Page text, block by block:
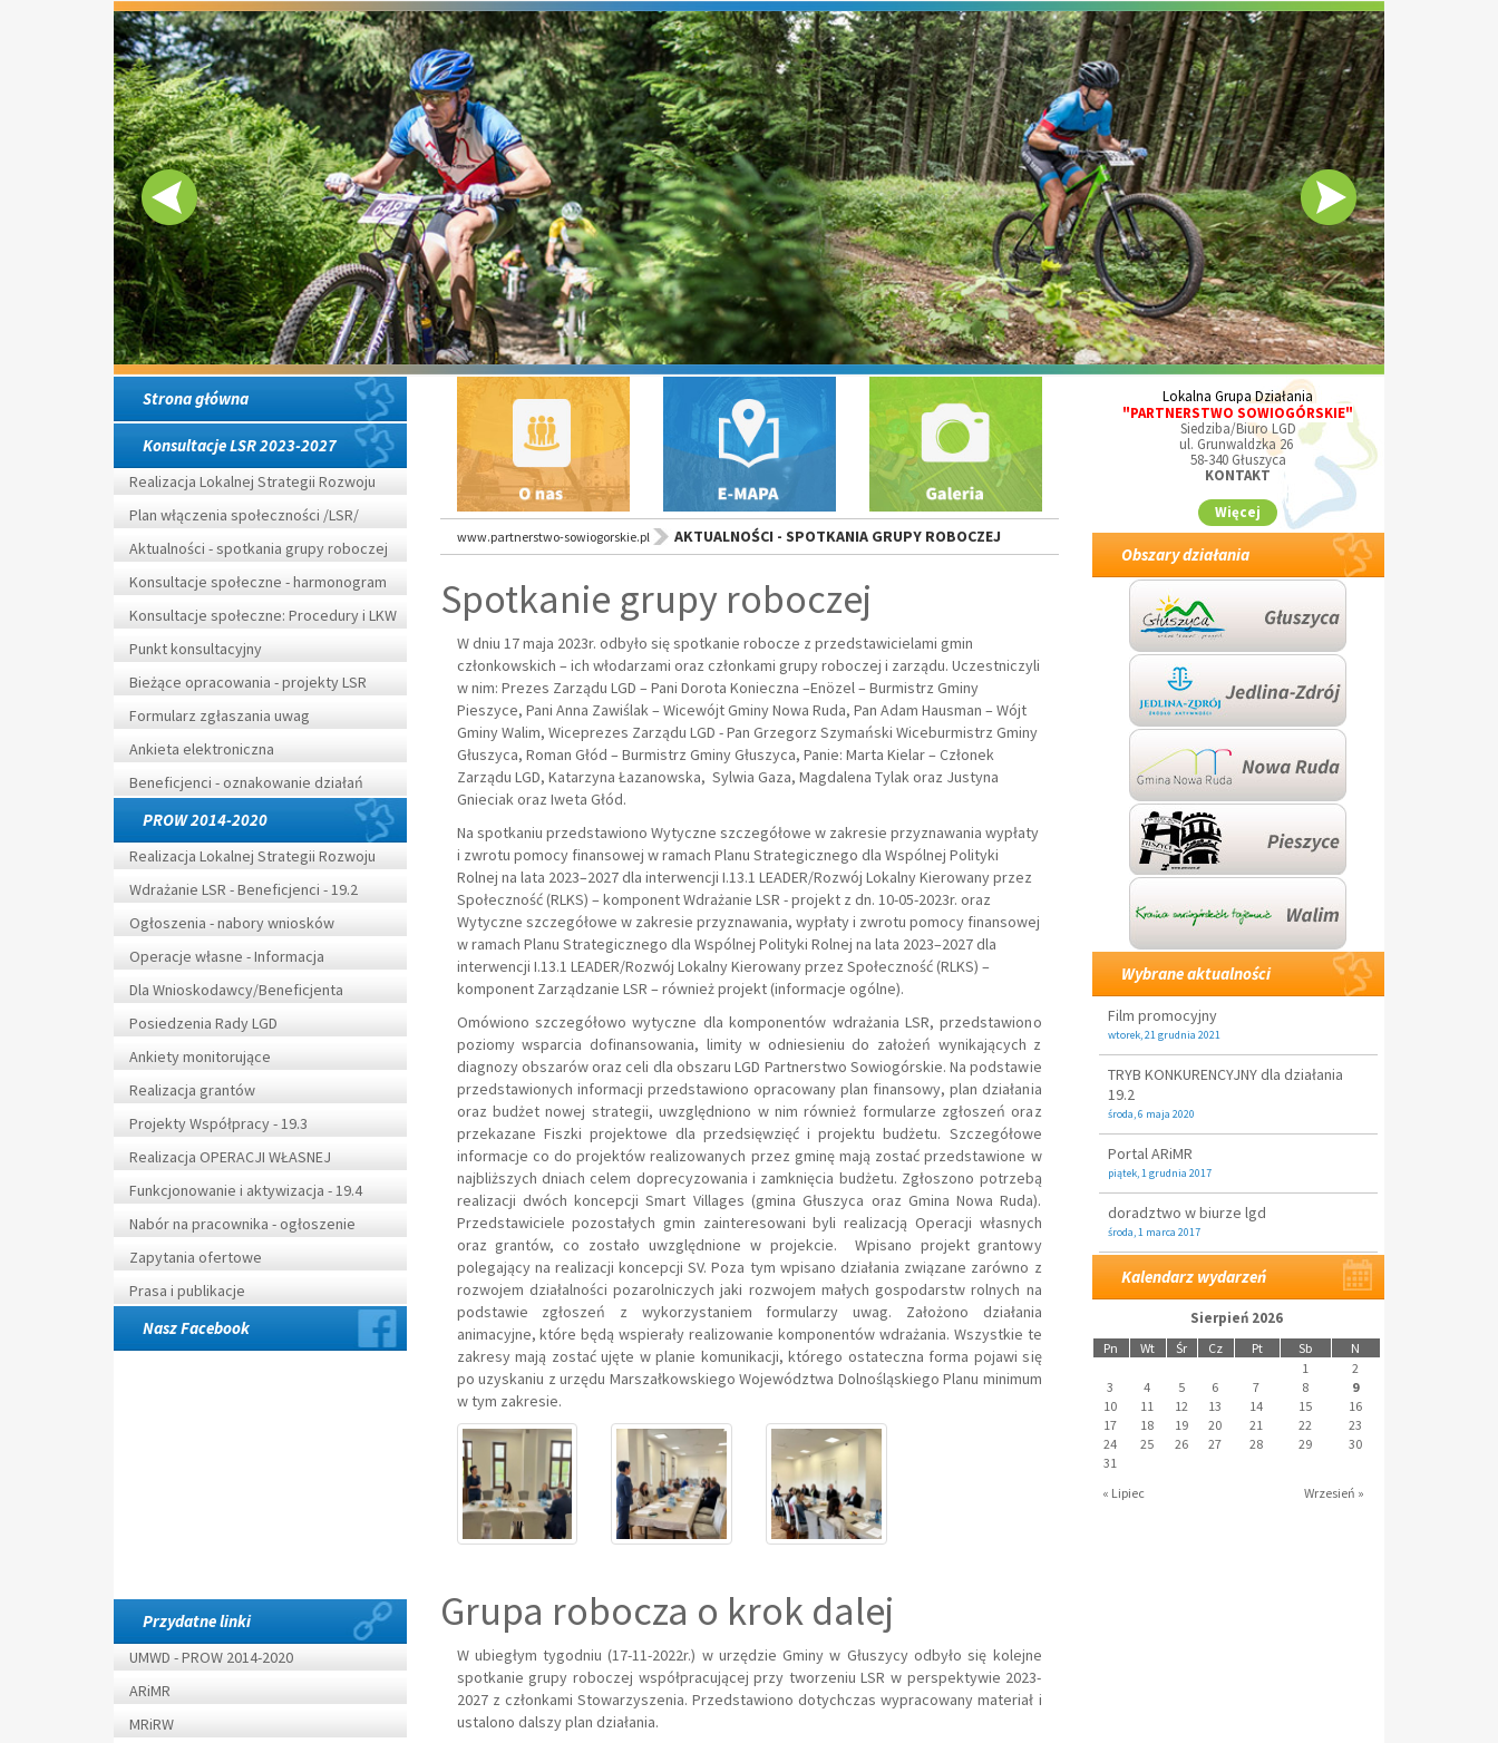
Strona główna
Konsultacje LSR 2023-2027
Realizacja Lokalnej Strategii Rozwoju
Plan włączenia społeczności /LSR/
Aktualności - spotkania grupy roboczej
Konsultacje społeczne - harmonogram
Konsultacje społeczne: Procedury i LKW
Punkt konsultacyjny
Bieżące opracowania - projekty LSR
Formularz zgłaszania uwag
Ankieta elektroniczna
Beneficjenci - oznakowanie działań
PROW 2014-2020
Realizacja Lokalnej Strategii Rozwoju
Wdrażanie LSR - Beneficjenci - 19.2
Ogłoszenia - nabory wniosków
Operacje własne - Informacja
Dla Wnioskodawcy/Beneficjenta
Posiedzenia Rady LGD
Ankiety monitorujące
Realizacja grantów
Projekty Współpracy - 19.3
Realizacja OPERACJI WŁASNEJ
Funkcjonowanie i aktywizacja - 19.4
Nabór na pracownika - ogłoszenie
Zapytania ofertowe
Prasa i publikacje
Nasz Facebook
Przydatne linki
UMWD - PROW 2014-2020
ARiMR
MRiRW
www.partnerstwo-sowiogorskie.pl AKTUALNOŚCI - SPOTKANIA GRUPY ROBOCZEJ
Spotkanie grupy roboczej
W dniu 17 maja 2023r. odbyło się spotkanie robocze z przedstawicielami gmin
członkowskich – ich włodarzami oraz członkami grupy roboczej i zarządu. Uczestniczyli
w nim: Prezes Zarządu LGD – Pani Dorota Konieczna –Enözel – Burmistrz Gminy
Pieszyce, Pani Anna Zawiślak – Wicewójt Gminy Nowa Ruda, Pan Adam Hausman – Wójt
Gminy Walim, Wiceprezes Zarządu LGD - Pan Grzegorz Szymański Wiceburmistrz Gminy
Głuszyca, Roman Głód – Burmistrz Gminy Głuszyca, Panie: Marta Kielar – Członek
Zarządu LGD, Katarzyna Łazanowska, Sylwia Gaza, Magdalena Tylak oraz Justyna
Gnieciak oraz Iweta Głód.
Na spotkaniu przedstawiono Wytyczne szczegółowe w zakresie przyznawania wypłaty
i zwrotu pomocy finansowej w ramach Planu Strategicznego dla Wspólnej Polityki
Rolnej na lata 2023–2027 dla interwencji I.13.1 LEADER/Rozwój Lokalny Kierowany przez
Społeczność (RLKS) – komponent Wdrażanie LSR - projekt z dn. 10-05-2023r. oraz
Wytyczne szczegółowe w zakresie przyznawania, wypłaty i zwrotu pomocy finansowej
w ramach Planu Strategicznego dla Wspólnej Polityki Rolnej na lata 2023–2027 dla
interwencji I.13.1 LEADER/Rozwój Lokalny Kierowany przez Społeczność (RLKS) –
komponent Zarządzanie LSR – również projekt (informacje ogólne).
Omówiono szczegółowo wytyczne dla komponentów wdrażania LSR, przedstawiono
poziomy wsparcia dofinansowania, limity w odniesieniu do założeń wynikających z
diagnozy obszarów oraz celi dla obszaru LGD Partnerstwo Sowiogórskie. Na podstawie
przedstawionych informacji przedstawiono opracowany plan finansowy, plan działania
oraz budżet nowej strategii, uwzględniono w nim również formularze zgłoszeń oraz
przekazane Fiszki projektowe dla przedsięwzięć i projektu budżetu. Szczegółowe
informacje co do projektów realizowanych przez gminę mają zostać przedstawione w
najbliższych dniach celem doprecyzowania i zamknięcia budżetu. Zgłoszono potrzebą
realizacji dwóch koncepcji Smart Villages (gmina Głuszyca oraz Gmina Nowa Ruda).
Przedstawiciele pozostałych gmin zainteresowani byli realizacją Operacji własnych
oraz grantów, co zostało uwzględnione w projekcie. Wpisano projekt grantowy
polegający na realizacji koncepcji SV. Poza tym wpisano działania związane zarówno z
rozwojem działalności pozarolniczych jaki rozwojem małych gospodarstw rolnych na
podstawie zgłoszeń z wykorzystaniem formularzy uwag. Założono działania
animacyjne, które będą wspierały realizowanie komponentów wdrażania. Wszystkie te
zakresy mają zostać ujęte w planie komunikacji, którego ostateczna forma pojawi się
po uzyskaniu z urzędu Marszałkowskiego Województwa Dolnośląskiego Planu minimum
w tym zakresie.
Grupa robocza o krok dalej
W ubiegłym tygodniu (17-11-2022r.) w urzędzie Gminy w Głuszycy odbyło się kolejne
spotkanie grupy roboczej współpracującej przy tworzeniu LSR w perspektywie 2023-
2027 z członkami Stowarzyszenia. Przedstawiono dotychczas wypracowany materiał i
ustalono dalszy plan działania.
Lokalna Grupa Działania
"PARTNERSTWO SOWIOGÓRSKIE"
Siedziba/Biuro LGD
ul. Grunwaldzka 26
58-340 Głuszyca
KONTAKT
Więcej
Obszary działania
Wybrane aktualności
Film promocyjny
wtorek, 21 grudnia 2021
TRYB KONKURENCYJNY dla działania
19.2
środa, 6 maja 2020
Portal ARiMR
piątek, 1 grudnia 2017
doradztwo w biurze lgd
środa, 1 marca 2017
Kalendarz wydarzeń
Sierpień 2026
Pn Wt Śr Cz Pt Sb N
« Lipiec Wrzesień »
1
2
3
4 5 6 7 8
9
10
11 12 13 14 15
16
17
18 19 20 21 22
23
24
25 26 27 28 29
30
31